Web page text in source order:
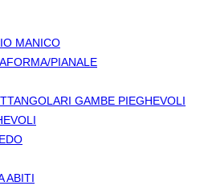
MANICO
PIANALE
GAMBE PIEGHEVOLI
ABITI